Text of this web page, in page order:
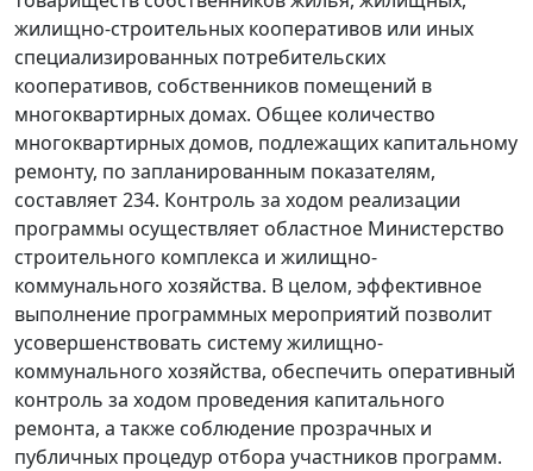
жилищно-строительных кооперативов или иных
специализированных потребительских
кооперативов, собственников помещений в
многоквартирных домах. Общее количество
многоквартирных домов, подлежащих капитальному
ремонту, по запланированным показателям,
составляет 234. Контроль за ходом реализации
программы осуществляет областное Министерство
строительного комплекса и жилищно-
коммунального хозяйства. В целом, эффективное
выполнение программных мероприятий позволит
усовершенствовать систему жилищно-
коммунального хозяйства, обеспечить оперативный
контроль за ходом проведения капитального
ремонта, а также соблюдение прозрачных и
публичных процедур отбора участников программ.